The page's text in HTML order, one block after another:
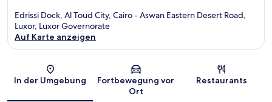
Edrissi Dock, Al Toud City, Cairo - Aswan Eastern Desert Road,
Luxor, Luxor Governorate
Auf Karte anzeigen
In der Umgebung
Fortbewegung vor
Ort
Restaurants